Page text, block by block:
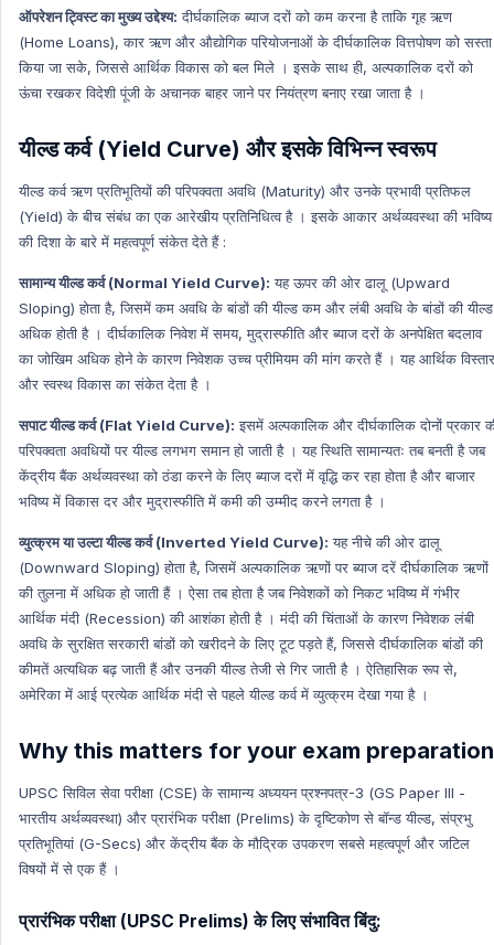
ऑपरेशन ट्विस्ट का मुख्य उद्देश्य: दीर्घकालिक ब्याज दरों को कम करना है ताकि गृह ऋण
(Home Loans), कार ऋण और औद्योगिक परियोजनाओं के दीर्घकालिक वित्तपोषण को सस्ता
किया जा सके, जिससे आर्थिक विकास को बल मिले । इसके साथ ही, अल्पकालिक दरों को
ऊंचा रखकर विदेशी पूंजी के अचानक बाहर जाने पर नियंत्रण बनाए रखा जाता है ।
यील्ड कर्व (Yield Curve) और इसके विभिन्न स्वरूप
यील्ड कर्व ऋण प्रतिभूतियों की परिपक्वता अवधि (Maturity) और उनके प्रभावी प्रतिफल
(Yield) के बीच संबंध का एक आरेखीय प्रतिनिधित्व है । इसके आकार अर्थव्यवस्था की भविष्य
की दिशा के बारे में महत्वपूर्ण संकेत देते हैं :
सामान्य यील्ड कर्व (Normal Yield Curve): यह ऊपर की ओर ढालू (Upward
Sloping) होता है, जिसमें कम अवधि के बांडों की यील्ड कम और लंबी अवधि के बांडों की यील्ड
अधिक होती है । दीर्घकालिक निवेश में समय, मुद्रास्फीति और ब्याज दरों के अनपेक्षित बदलाव
का जोखिम अधिक होने के कारण निवेशक उच्च प्रीमियम की मांग करते हैं । यह आर्थिक विस्तार
और स्वस्थ विकास का संकेत देता है ।
सपाट यील्ड कर्व (Flat Yield Curve): इसमें अल्पकालिक और दीर्घकालिक दोनों प्रकार
परिपक्वता अवधियों पर यील्ड लगभग समान हो जाती है । यह स्थिति सामान्यतः तब बनती है जब
केंद्रीय बैंक अर्थव्यवस्था को ठंडा करने के लिए ब्याज दरों में वृद्धि कर रहा होता है और बाजार
भविष्य में विकास दर और मुद्रास्फीति में कमी की उम्मीद करने लगता है ।
व्युत्क्रम या उल्टा यील्ड कर्व (Inverted Yield Curve): यह नीचे की ओर ढालू
(Downward Sloping) होता है, जिसमें अल्पकालिक ऋणों पर ब्याज दरें दीर्घकालिक ऋणों
की तुलना में अधिक हो जाती हैं । ऐसा तब होता है जब निवेशकों को निकट भविष्य में गंभीर
आर्थिक मंदी (Recession) की आशंका होती है । मंदी की चिंताओं के कारण निवेशक लंबी
अवधि के सुरक्षित सरकारी बांडों को खरीदने के लिए टूट पड़ते हैं, जिससे दीर्घकालिक बांडों की
कीमतें अत्यधिक बढ़ जाती हैं और उनकी यील्ड तेजी से गिर जाती है । ऐतिहासिक रूप से,
अमेरिका में आई प्रत्येक आर्थिक मंदी से पहले यील्ड कर्व में व्युत्क्रम देखा गया है ।
Why this matters for your exam preparation
UPSC सिविल सेवा परीक्षा (CSE) के सामान्य अध्ययन प्रश्नपत्र-3 (GS Paper III -
भारतीय अर्थव्यवस्था) और प्रारंभिक परीक्षा (Prelims) के दृष्टिकोण से बॉन्ड यील्ड, संप्रभु
प्रतिभूतियां (G-Secs) और केंद्रीय बैंक के मौद्रिक उपकरण सबसे महत्वपूर्ण और जटिल
विषयों में से एक हैं ।
प्रारंभिक परीक्षा (UPSC Prelims) के लिए संभावित बिंदु: